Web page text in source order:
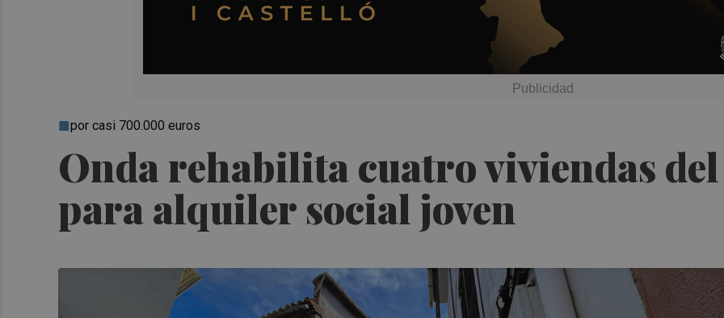
Onda rehabilita cuatro viviendas
para alquiler social joven
por casi 700.000 euros